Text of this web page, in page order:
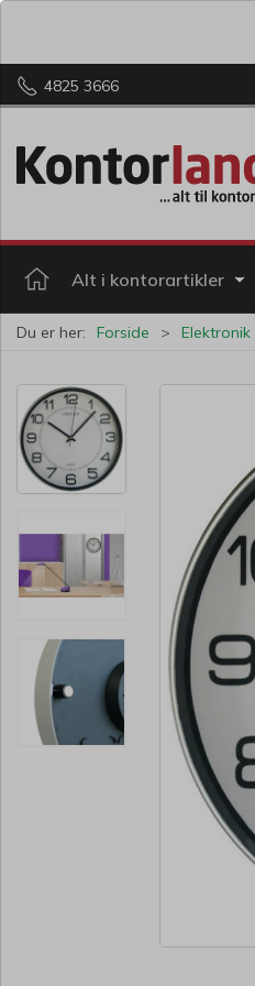
4825 3666
Alt i kontorartikler
Du er her: Forside Elektronik